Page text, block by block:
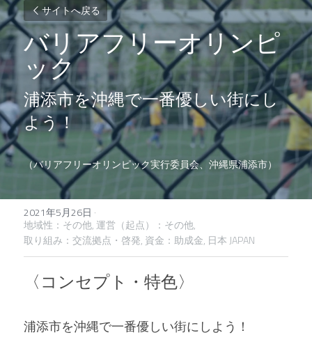
サイトへ戻る
バリアフリーオリンピ
ック
浦添市を沖縄で一番優しい街にし
よう！
（バリアフリーオリンピック実行委員会、沖縄県浦添市）
2021年5月26日 ·
地域性：その他, 運営（起点）：その他,
取り組み：交流拠点・啓発, 資金：助成金, 日本 JAPAN
〈コンセプト・特色〉
浦添市を沖縄で一番優しい街にしよう！